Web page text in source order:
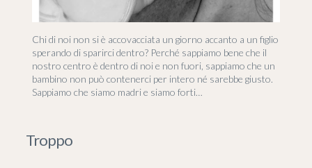
Chi di noi non si è accovacciata un giorno accanto a un figlio
sperando di sparirci dentro? Perché sappiamo bene che il
nostro centro è dentro di noi e non fuori, sappiamo che un
bambino non può contenerci per intero né sarebbe giusto.
Sappiamo che siamo madri e siamo forti…
Troppo